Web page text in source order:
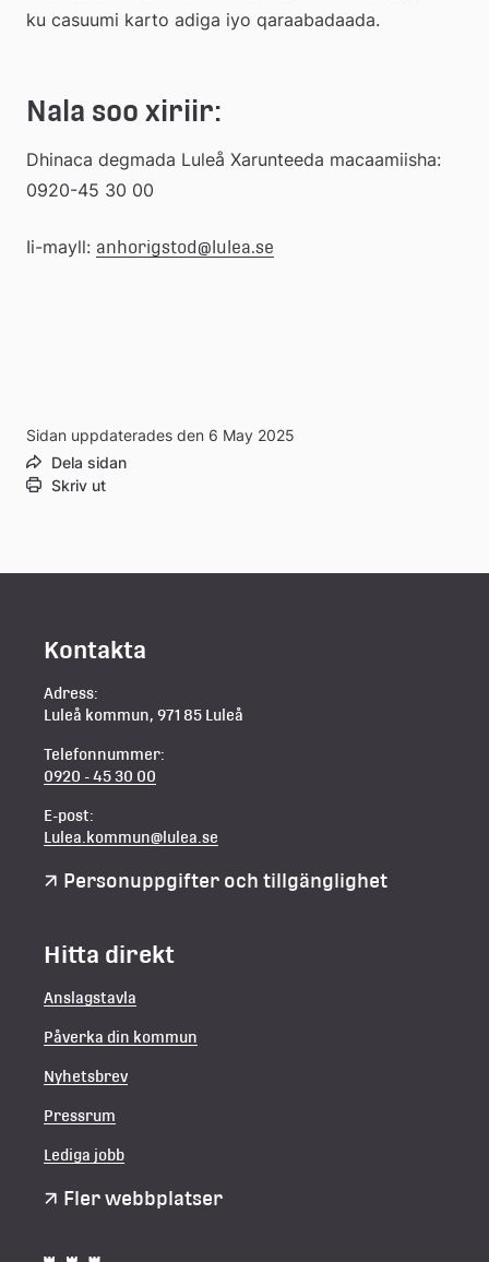
ku casuumi karto adiga iyo qaraabadaada.
Nala soo xiriir:
Dhinaca degmada Luleå Xarunteeda macaamiisha:
0920-45 30 00
Ii-mayll: anhorigstod@lulea.se
Sidan uppdaterades den 6 May 2025
Dela sidan
Skriv ut
Kontakta
Adress:
Luleå kommun, 971 85 Luleå
Telefonnummer:
0920 - 45 30 00
E-post:
Lulea.kommun@lulea.se
Personuppgifter och tillgänglighet
Hitta direkt
Anslagstavla
Påverka din kommun
Nyhetsbrev
Pressrum
Lediga jobb
Fler webbplatser